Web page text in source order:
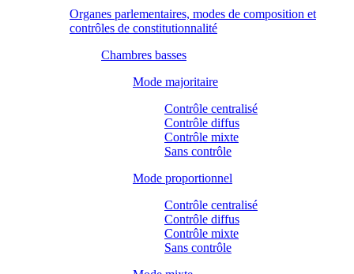
Organes parlementaires, modes de composition et
contrôles de constitutionnalité
Chambres basses
Mode majoritaire
Contrôle centralisé
Contrôle diffus
Contrôle mixte
Sans contrôle
Mode proportionnel
Contrôle centralisé
Contrôle diffus
Contrôle mixte
Sans contrôle